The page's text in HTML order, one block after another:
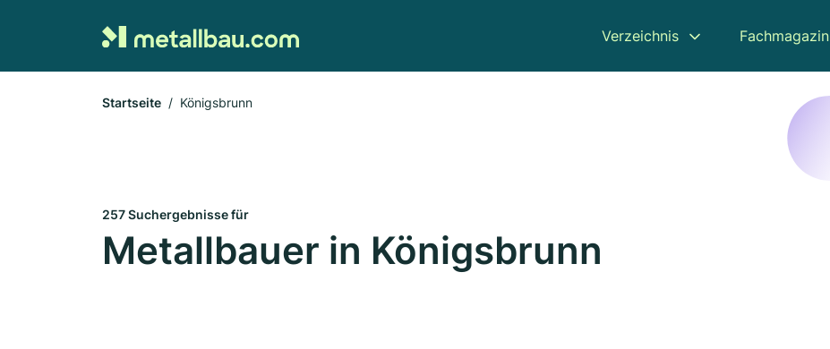
Verzeichnis Fachmagazin
Startseite Königsbrunn
257 Suchergebnisse für
Metallbauer in Königsbrunn